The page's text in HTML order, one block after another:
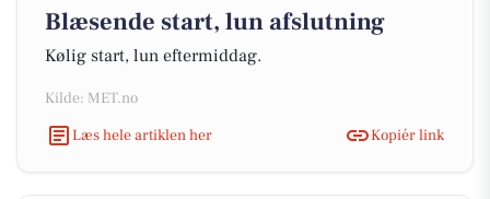
Blæsende start, lun afslutning
Kølig start, lun eftermiddag.
Kilde: MET.no
Læs hele artiklen her
Kopiér link